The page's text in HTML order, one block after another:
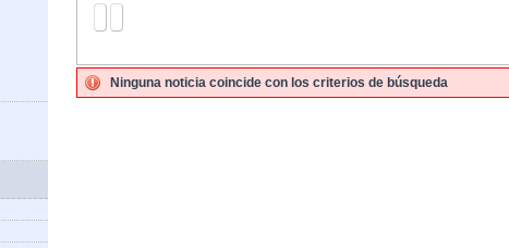
Ninguna noticia coincide con los criterios de búsqueda